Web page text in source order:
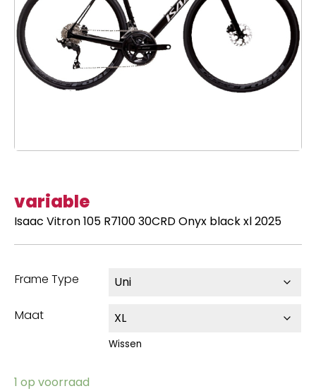
variable
Isaac Vitron 105 R7100 30CRD Onyx black xl 2025
Frame Type
Maat
Wissen
1 op voorraad